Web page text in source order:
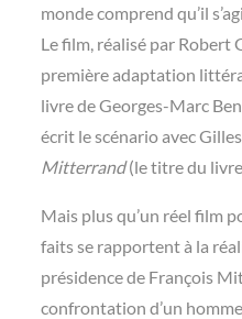
monde comprend qu’il
Le film, réalisé par Robert
première adaptation
livre de Georges-Marc
écrit le scénario avec
Mitterrand(le titre du
Mais plus qu’un réel film
faits se rapportent à la
présidence de François
confrontation d’un